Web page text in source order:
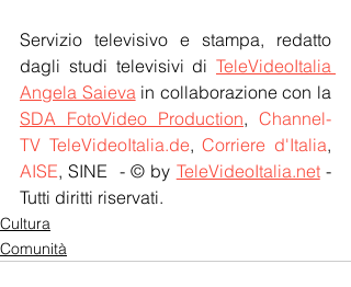
Servizio televisivo e stampa, redatto
dagli studi televisivi di TeleVideoItalia
Angela Saieva
SDA FotoVideo Production, Channel-
TV TeleVideoItalia.de, Corriere d'Italia
AISE, SINE  - © by TeleVideoItalia.net -
Tutti diritti riservati.
Cultura
Comunità